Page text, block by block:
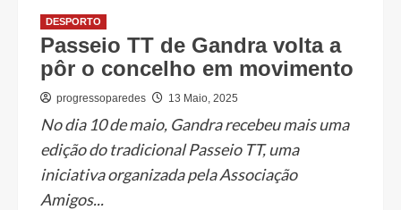
DESPORTO
Passeio TT de Gandra volta a
pôr o concelho em movimento
progressoparedes 13 Maio, 2025
No dia 10 de maio, Gandra recebeu mais uma
edição do tradicional Passeio TT, uma
iniciativa organizada pela Associação
Amigos...